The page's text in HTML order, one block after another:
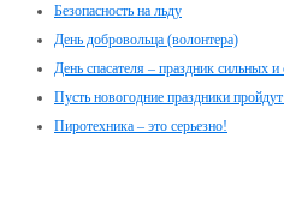
Безопасность на льду
День добровольца (волонтера)
День спасателя – праздник сильных
Пусть новогодние праздники
Пиротехника – это серьезно!